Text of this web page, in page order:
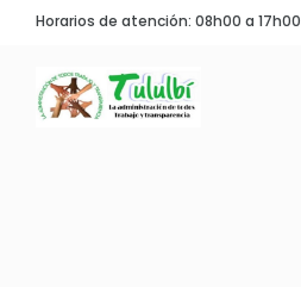
Horarios de atención: 08h00 a 17h00